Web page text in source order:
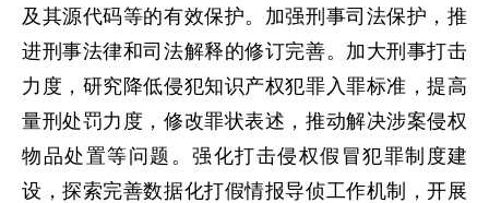
及其源代码等的有效保护。加强刑事司法保护，推
进刑事法律和司法解释的修订完善。加大刑事打击
力度，研究降低侵犯知识产权犯罪入罪标准，提高
量刑处罚力度，修改罪状表述，推动解决涉案侵权
物品处置等问题。强化打击侵权假冒犯罪制度建
设，探索完善数据化打假情报导侦工作机制，开展